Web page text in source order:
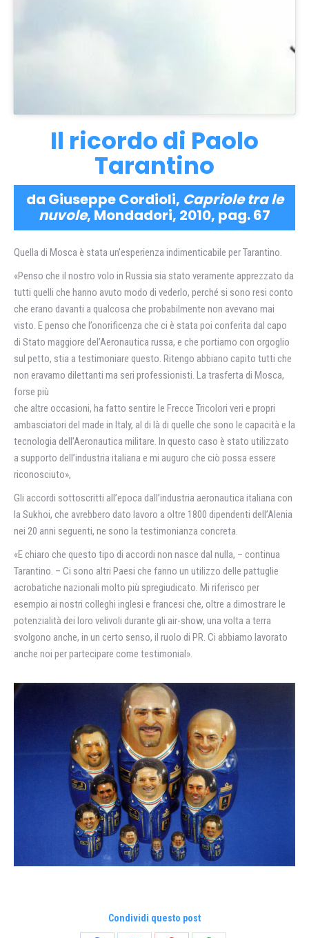
Il ricordo di Paolo
Tarantino
da Giuseppe Cordioli, Capriole tra le
nuvole, Mondadori, 2010, pag. 67
Quella di Mosca è stata un’esperienza indimenticabile per Tarantino.
«Penso che il nostro volo in Russia sia stato veramente apprezzato da
tutti quelli che hanno avuto modo di vederlo, perché si sono resi conto
che erano davanti a qualcosa che probabilmente non avevano mai
visto. E penso che l’onorificenza che ci è stata poi conferita dal capo
di Stato maggiore del’Aeronautica russa, e che portiamo con orgoglio
sul petto, stia a testimoniare questo. Ritengo abbiano capito tutti che
non eravamo dilettanti ma seri professionisti. La trasferta di Mosca,
forse più
che altre occasioni, ha fatto sentire le Frecce Tricolori veri e propri
ambasciatori del made in Italy, al di là di quelle che sono le capacità e la
tecnologia dell’Aeronautica militare. In questo caso è stato utilizzato
a supporto dell’industria italiana e mi auguro che ciò possa essere
riconosciuto»,
Gli accordi sottoscritti all’epoca dall’industria aeronautica italiana con
la Sukhoi, che avrebbero dato lavoro a oltre 1800 dipendenti dell’Alenia
nei 20 anni seguenti, ne sono la testimonianza concreta.
«E chiaro che questo tipo di accordi non nasce dal nulla, – continua
Tarantino. – Ci sono altri Paesi che fanno un utilizzo delle pattuglie
acrobatiche nazionali molto più spregiudicato. Mi riferisco per
esempio ai nostri colleghi inglesi e francesi che, oltre a dimostrare le
potenzialità dei loro velivoli durante gli air-show, una volta a terra
svolgono anche, in un certo senso, il ruolo di PR. Ci abbiamo lavorato
anche noi per partecipare come testimonial».
Condividi questo post